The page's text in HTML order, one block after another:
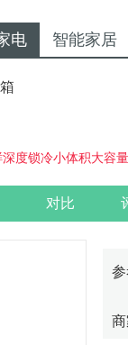
电 智能家居
度锁冷小体积大容
对比